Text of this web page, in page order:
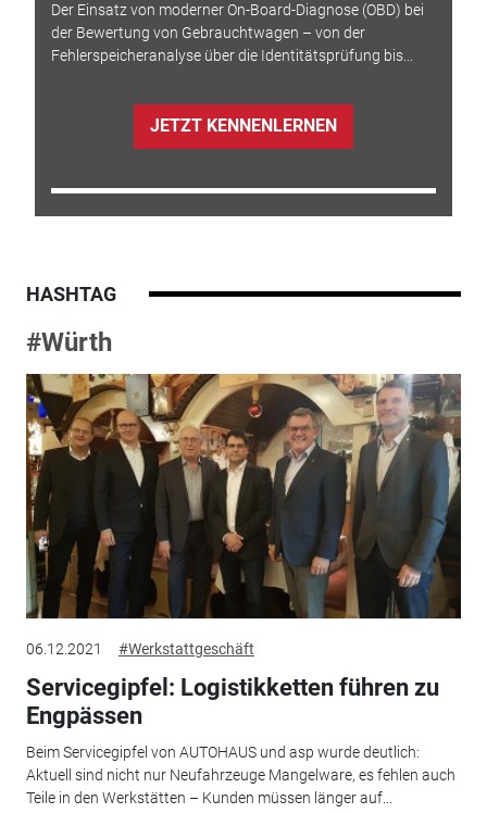
Der Einsatz von moderner On-Board-Diagnose (OBD) bei
der Bewertung von Gebrauchtwagen – von der
Fehlerspeicheranalyse über die Identitätsprüfung bis...
JETZT KENNENLERNEN
HASHTAG
#Würth
06.12.2021 #Werkstattgeschäft
Servicegipfel: Logistikketten führen zu
Engpässen
Beim Servicegipfel von AUTOHAUS und asp wurde deutlich:
Aktuell sind nicht nur Neufahrzeuge Mangelware, es fehlen auch
Teile in den Werkstätten – Kunden müssen länger auf...